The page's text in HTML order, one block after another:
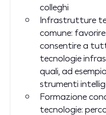
colleghi
Infrastrutture
comune:
consentire a
tecnologie
quali, ad
strumenti
Formazione
tecnologie: